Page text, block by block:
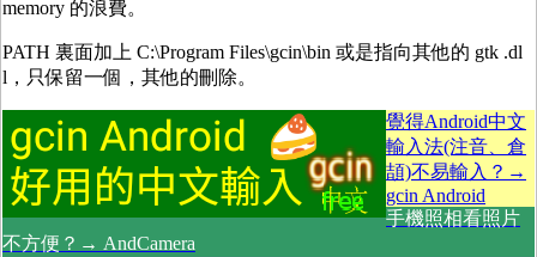
memory 的浪費。
PATH 裏面加上 C:\Program Files\gcin\bin 或是指向其他的 gtk .dl
l，只保留一個，其他的刪除。
覺得Android中文
輸入法(注音、倉
頡)不易輸入？→
gcin Android
手機照相看照片
不方便？→ AndCamera